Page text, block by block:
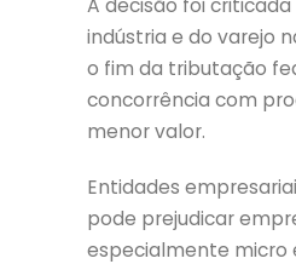
A decisão foi
indústria e do varejo
o fim da tributação
concorrência com
menor valor.
Entidades
pode prejudicar
especialmente micro